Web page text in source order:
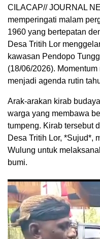
CILACAP// JOURNAL
memperingati malam
1960 yang bertepatan
Desa Tritih Lor
kawasan Pendopo
(18/06/2026).
menjadi agenda rutin
​Arak-arakan kirab
warga yang membawa
tumpeng. Kirab tersebut
Desa Tritih Lor, *Sujud*,
Wulung untuk
bumi.